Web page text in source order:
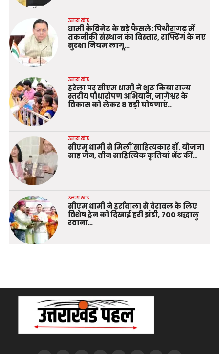
उत्तराखंड
धामी कैबिनेट के बड़े फैसले: पिथौरागढ़ में
तकनीकी संस्थान का विस्तार, राफ्टिंग के नए
सुरक्षा नियम लागू…
उत्तराखंड
हरेला पर सीएम धामी ने शुरू किया राज्य
स्तरीय पौधारोपण अभियान, जागेश्वर के
विकास को लेकर 8 बड़ी घोषणाएं..
उत्तराखंड
सीएम धामी से मिलीं साहित्यकार डॉ. योजना
साह जैन, तीन साहित्यिक कृतियां भेंट कीं…
उत्तराखंड
सीएम धामी ने हर्रावाला से वेरावल के लिए
विशेष ट्रेन को दिखाई हरी झंडी, 700 श्रद्धालु
रवाना…